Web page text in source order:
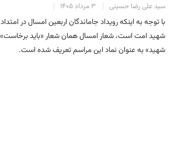
سید علی رضا حسینی ۳ مرداد ۱۴۰۵
با توجه به اینکه رویداد جاماندگان اربعین امسال در
شهید امت است، شعار امسال همان شعار «باید
شهید» به عنوان نماد این مراسم تعریف شده‌ است.